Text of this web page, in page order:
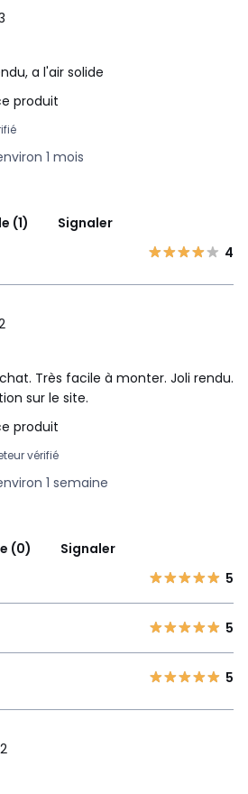
a l'air solide
produit
1 mois
(1)
Signaler
4
Très facile à monter. Joli rendu.
sur le site.
produit
vérifié
1 semaine
(0)
Signaler
5
5
5